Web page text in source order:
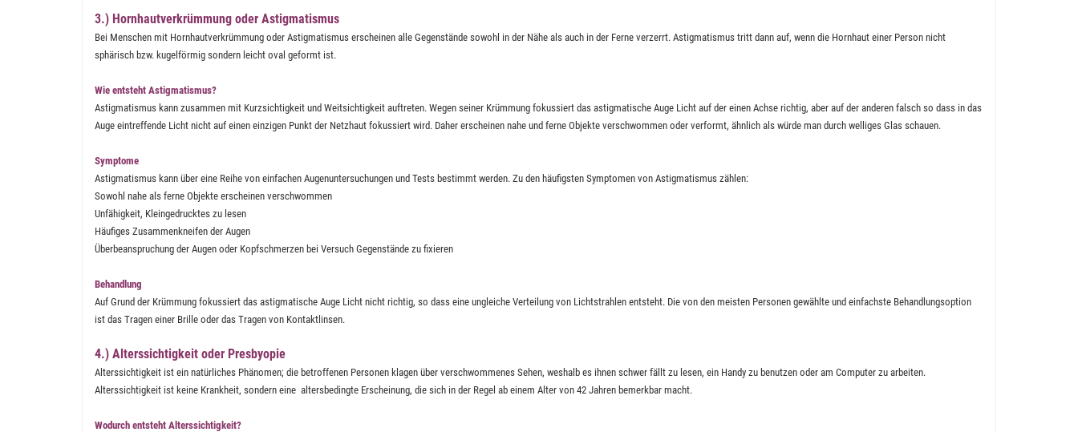
3.) Hornhautverkrümmung oder Astigmatismus
Bei Menschen mit Hornhautverkrümmung oder Astigmatismus erscheinen alle Gegenstände sowohl in der Nähe als auch in der Ferne verzerrt. Astigmatismus tritt dann auf, wenn die Hornhaut einer Person nicht
sphärisch bzw. kugelförmig sondern leicht oval geformt ist.
Wie entsteht Astigmatismus?
Astigmatismus kann zusammen mit Kurzsichtigkeit und Weitsichtigkeit auftreten. Wegen seiner Krümmung fokussiert das astigmatische Auge Licht auf der einen Achse richtig, aber auf der anderen falsch so dass in das
Auge eintreffende Licht nicht auf einen einzigen Punkt der Netzhaut fokussiert wird. Daher erscheinen nahe und ferne Objekte verschwommen oder verformt, ähnlich als würde man durch welliges Glas schauen.
Symptome
Astigmatismus kann über eine Reihe von einfachen Augenuntersuchungen und Tests bestimmt werden. Zu den häufigsten Symptomen von Astigmatismus zählen:
Sowohl nahe als ferne Objekte erscheinen verschwommen
Unfähigkeit, Kleingedrucktes zu lesen
Häufiges Zusammenkneifen der Augen
Überbeanspruchung der Augen oder Kopfschmerzen bei Versuch Gegenstände zu fixieren
Behandlung
Auf Grund der Krümmung fokussiert das astigmatische Auge Licht nicht richtig, so dass eine ungleiche Verteilung von Lichtstrahlen entsteht. Die von den meisten Personen gewählte und einfachste Behandlungsoption
ist das Tragen einer Brille oder das Tragen von Kontaktlinsen.
4.) Alterssichtigkeit oder Presbyopie
Alterssichtigkeit ist ein natürliches Phänomen; die betroffenen Personen klagen über verschwommenes Sehen, weshalb es ihnen schwer fällt zu lesen, ein Handy zu benutzen oder am Computer zu arbeiten.
Alterssichtigkeit ist keine Krankheit, sondern eine altersbedingte Erscheinung, die sich in der Regel ab einem Alter von 42 Jahren bemerkbar macht.
Wodurch entsteht Alterssichtigkeit?